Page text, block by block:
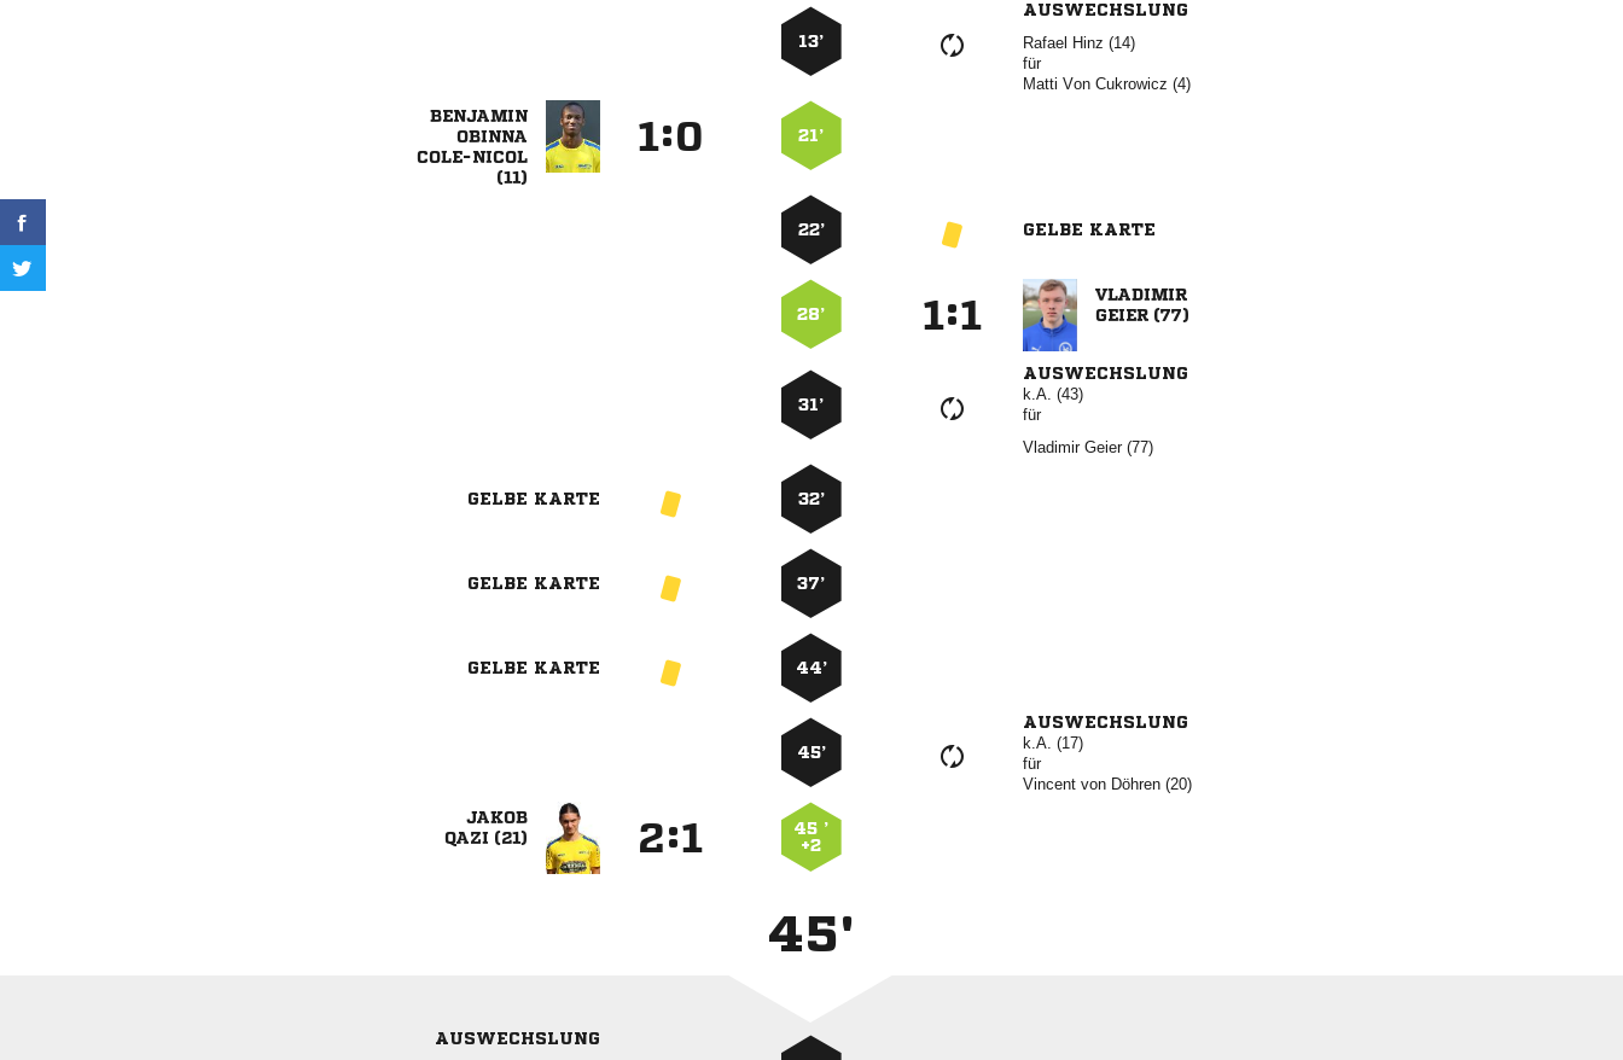
13’
AUSWECHSLUNG
  
für
   




: 21’
22’ GELBE KARTE
28’ :

 
31’
AUSWECHSLUNG
k.A. (43)
für
  
GELBE KARTE 32’
GELBE KARTE 37’
GELBE KARTE 44’
45’
AUSWECHSLUNG
k.A. (17)
für
   

 
:
45 ’
+2
45'
AUSWECHSLUNG